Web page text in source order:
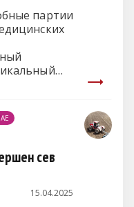
партии
сев
15.04.2025